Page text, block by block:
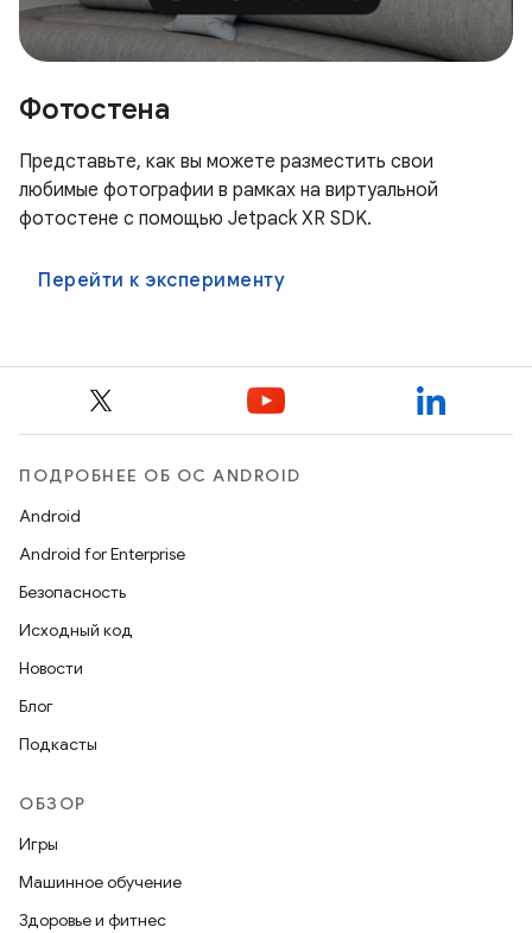
Фотостена
Представьте, как вы можете разместить свои
любимые фотографии в рамках на виртуальной
фотостене с помощью Jetpack XR SDK.
Перейти к эксперименту
ПОДРОБНЕЕ ОБ ОС ANDROID
Android
Android for Enterprise
Безопасность
Исходный код
Новости
Блог
Подкасты
ОБЗОР
Игры
Машинное обучение
Здоровье и фитнес